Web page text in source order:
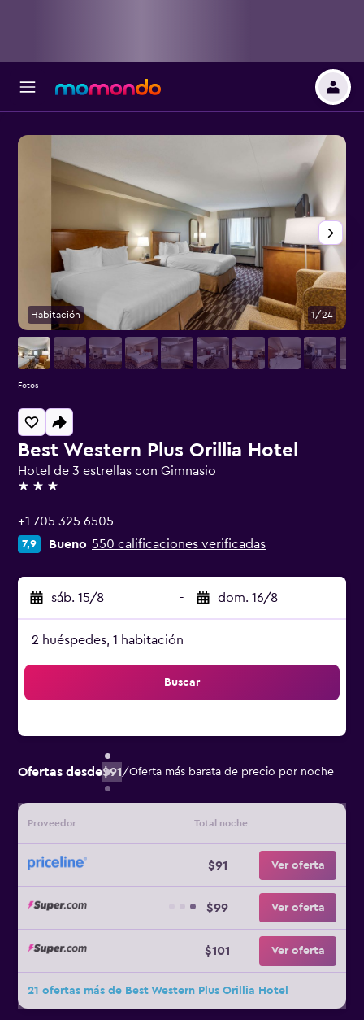
Best Western Plus Orillia Hotel
Hotel de 3 estrellas con Gimnasio
3 estrellas
+1 705 325 6505
7,9 Bueno 550 calificaciones verificadas
sáb. 15/8 - dom. 16/8
2 huéspedes, 1 habitación
Buscar
Ofertas desde$91/Oferta más barata de precio por noche
Proveedor Total noche
$91 Ver oferta
$99 Ver oferta
$101 Ver oferta
21 ofertas más de Best Western Plus Orillia Hotel
Habitación 1/24
Fotos